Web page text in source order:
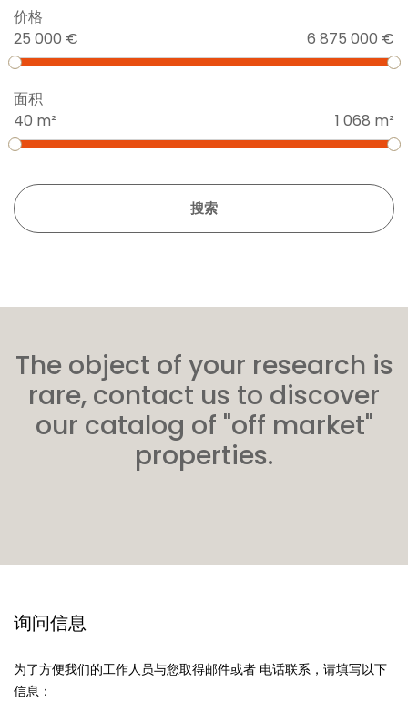
价格
25 000 €
6 875 000 €
面积
40 m²
1 068 m²
搜索
The object of your research is
rare, contact us to discover
our catalog of "off market"
properties.
询问信息
为了方便我们的工作人员与您取得邮件或者 电话联系，请填写以下
信息：